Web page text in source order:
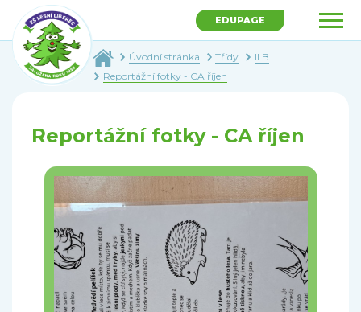
EDUPAGE
Úvodní stránka Třídy
II.B
Reportážní fotky - CA říjen
Reportážní fotky - CA říjen